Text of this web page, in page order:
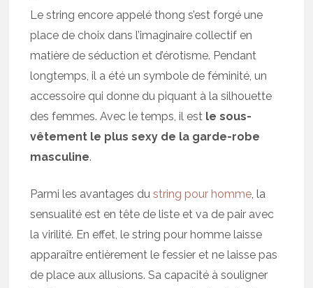
Le string encore appelé thong s’est forgé une
place de choix dans l’imaginaire collectif en
matière de séduction et d’érotisme. Pendant
longtemps, il a été un symbole de féminité, un
accessoire qui donne du piquant à la silhouette
des femmes. Avec le temps, il est le sous-
vêtement le plus sexy de la garde-robe
masculine.
Parmi les avantages dustring pour homme, la
sensualité est en tête de liste et va de pair avec
la virilité. En effet, le string pour homme laisse
apparaître entièrement le fessier et ne laisse pas
de place aux allusions. Sa capacité à souligner